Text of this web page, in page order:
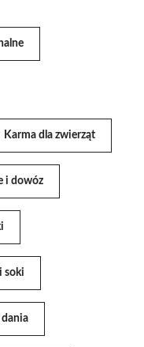
Karma dla zwierząt
i dowóz
soki